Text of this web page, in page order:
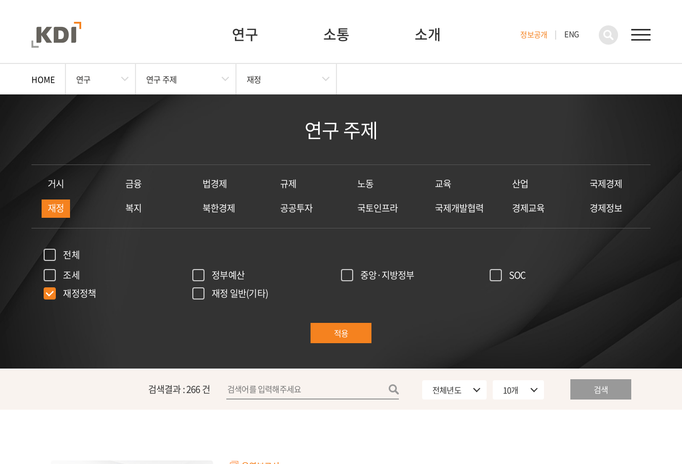
연구 소통 소개 정보공개 ENG
HOME 연구 연구 주제 재정
연구 주제
거시 금융 법경제 규제 노동 교육 산업
국제경제
재정
복지 북한경제 공공투자 국토인프라 국제개발협력 경제교육 경제정보
전체
조세
정부예산 중앙·지방정부
SOC
재정정책
재정 일반(기타)
적용
검색결과 :266건 검색